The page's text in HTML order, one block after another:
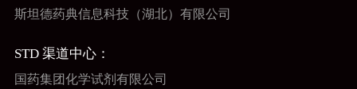
斯坦德药典信息科技（湖北）有限公司
STD 渠道中心：
国药集团化学试剂有限公司